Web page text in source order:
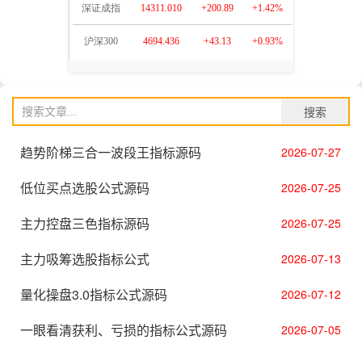
搜索
趋势阶梯三合一波段王指标源码 2026-07-27
低位买点选股公式源码 2026-07-25
主力控盘三色指标源码 2026-07-25
主力吸筹选股指标公式 2026-07-13
量化操盘3.0指标公式源码 2026-07-12
一眼看清获利、亏损的指标公式源码 2026-07-05